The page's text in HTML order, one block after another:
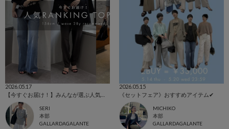
2026.05.17
SERI
本部
GALLARDAGALANTE
2026.05.15
《セットフェア》おすすめアイテム✔︎
MICHIKO
本部
GALLARDAGALANTE